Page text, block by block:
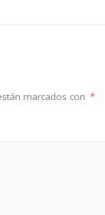
marcados con *